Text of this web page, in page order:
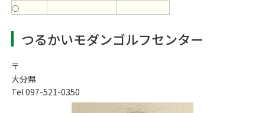
○
つるかいモダンゴルフセンター
〒
大分県
Tel 097-521-0350